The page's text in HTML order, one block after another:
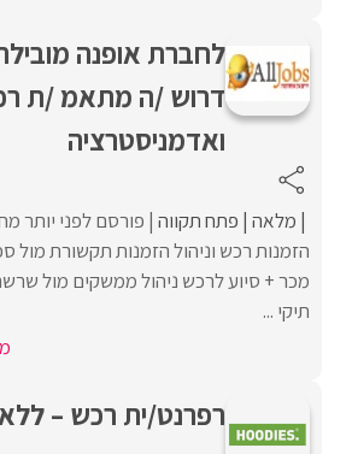
לחברת אופנה
דרוש /ה מתאמ /ת
ואדמניסטרציה
מלאה פתח תקווה פורסם לפני יותר
הזמנות רכש וניהול הזמנות תקשורת מול
מכר + סיוע לרכש ניהול ממשקים מול
תיקי ...
רפרנט/ית רכש – ללא